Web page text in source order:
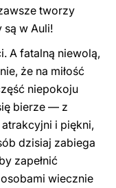
tworzy
są w Auli!
A fatalną niewolą,
że na miłość
niepokoju
bierze — z
i piękni,
dzisiaj zabiega
zapełnić
wiecznie